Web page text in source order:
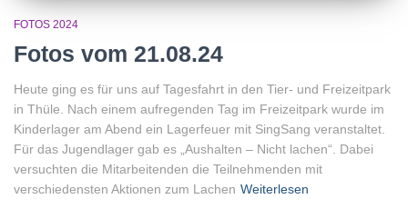
FOTOS 2024
Fotos vom 21.08.24
Heute ging es für uns auf Tagesfahrt in den Tier- und Freizeitpark
in Thüle. Nach einem aufregenden Tag im Freizeitpark wurde im
Kinderlager am Abend ein Lagerfeuer mit SingSang veranstaltet.
Für das Jugendlager gab es „Aushalten – Nicht lachen“. Dabei
versuchten die Mitarbeitenden die Teilnehmenden mit
verschiedensten Aktionen zum Lachen Weiterlesen